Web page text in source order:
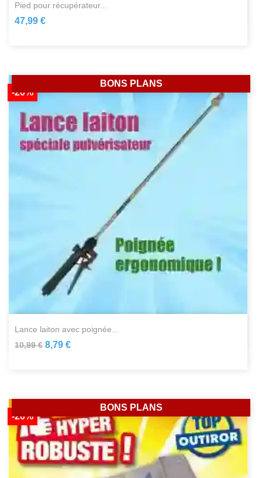
pied pour récupérateur...
47,99 €
lance laiton avec poignée...
10,99 €
-20%
8,79 €
BONS PLANS
-20%
BONS PLANS